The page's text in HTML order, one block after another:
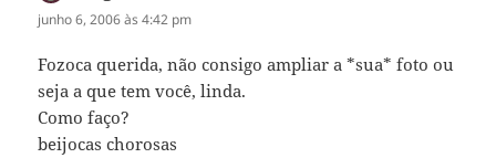
junho 6, 2006 às 4:42 pm
Fozoca querida, não consigo ampliar a *sua* foto ou
seja a que tem você, linda.
Como faço?
beijocas chorosas